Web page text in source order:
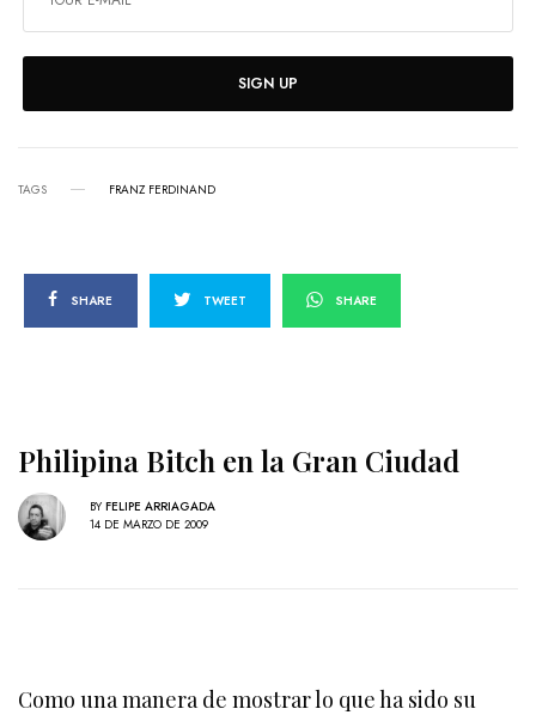
SIGN UP
TAGS FRANZ FERDINAND
SHARE TWEET SHARE
Philipina Bitch en la Gran Ciudad
BY FELIPE ARRIAGADA
14 DE MARZO DE 2009
Como una manera de mostrar lo que ha sido su